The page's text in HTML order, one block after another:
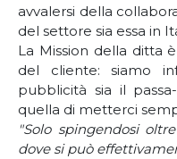
avvalersi della
del settore sia essa in
La Mission della ditta
del cliente: siamo
pubblicità sia il
quella di metterci
"Solo spingendosi
dove si può